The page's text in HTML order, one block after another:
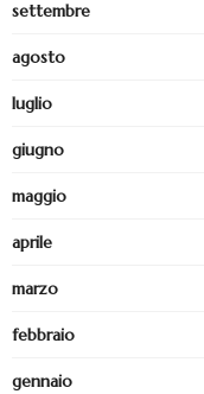
settembre
agosto
luglio
giugno
maggio
aprile
marzo
febbraio
gennaio